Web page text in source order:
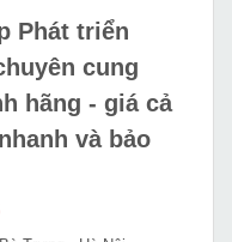
Phát triển
cung
hãng - giá cả
và bảo